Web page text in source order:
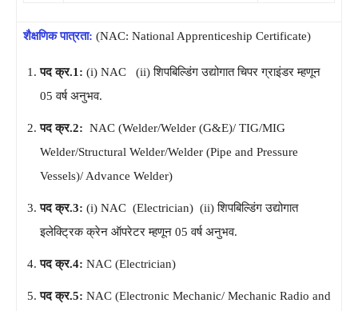
शैक्षणिक पात्रता: (NAC: National Apprenticeship Certificate)
पद क्र.1: (i) NAC (ii) शिपबिल्डिंग उद्योगात चिपर ग्राइंडर म्हणून
05 वर्ष अनुभव.
पद क्र.2: NAC (Welder/Welder (G&E)/ TIG/MIG
Welder/Structural Welder/Welder (Pipe and Pressure
Vessels)/ Advance Welder)
पद क्र.3: (i) NAC (Electrician) (ii) शिपबिल्डिंग उद्योगात
इलेक्ट्रिक क्रेन ऑपरेटर म्हणून 05 वर्ष अनुभव.
पद क्र.4: NAC (Electrician)
पद क्र.5: NAC (Electronic Mechanic/ Mechanic Radio and